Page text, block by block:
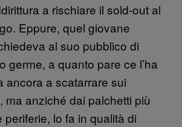
a rischiare il sold-out al
Eppure, quel giovane
al suo pubblico di
germe, a quanto pare ce l’ha
ancora a scatarrare sui
ma anziché dai palchetti più
periferie, lo fa in qualità di